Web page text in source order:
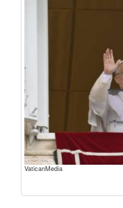
VaticanMedia